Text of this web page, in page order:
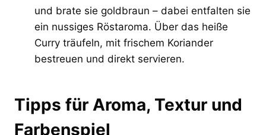
und brate sie goldbraun – dabei entfalten sie
ein nussiges Röstaroma. Über das heiße
Curry träufeln, mit frischem Koriander
bestreuen und direkt servieren.
Tipps für Aroma, Textur und
Farbenspiel